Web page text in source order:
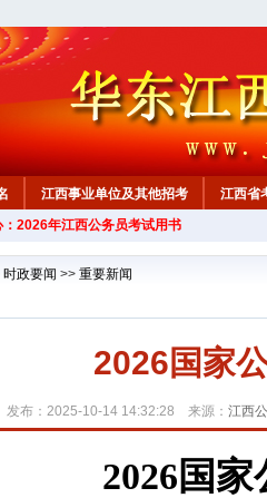
江西事业单位及其他招考 江西省
2026年江西公务员考试用书
时政要闻 >> 重要新闻
2026国家
发布：2025-10-14 14:32:28 来源： 江西
2026国